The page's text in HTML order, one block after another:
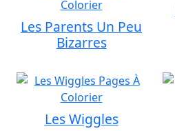
Les Parents Un Peu
Bizarres
Les Wiggles